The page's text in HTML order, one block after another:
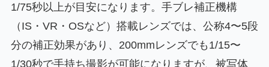
1/75秒以上が目安になります。手ブレ補正機構
（IS・VR・OSなど）搭載レンズでは、公称4〜5段
分の補正効果があり、200mmレンズでも1/15〜
1/30秒で手持ち撮影が可能になりますが、被写体